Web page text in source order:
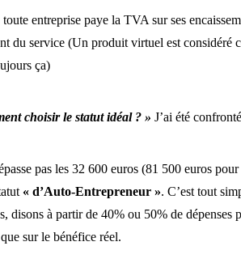
entreprise paye la TVA sur ses
du service (Un produit virtuel est
ça)
choisir le statut idéal ? » J’ai été
pas les 32 600 euros (81 500 euros
« d’Auto-Entrepreneur ». C’est tout
disons à partir de 40% ou 50% de
sur le bénéfice réel.